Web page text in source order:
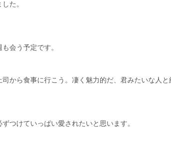
た。
会う予定です。
から食事に行こう。凄く魅力的だ、君みたいな人と
つけていっぱい愛されたいと思います。